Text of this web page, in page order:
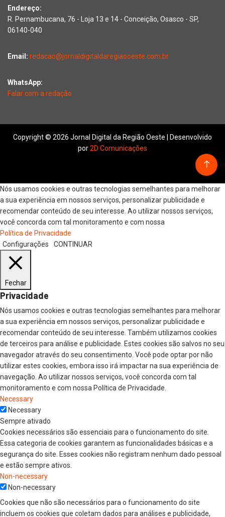
Endereço:
R. Pernambucana, 76 - Loja 13 e 14 - Conceição, Osasco - SP,
06140-040
Email: redacao@jornaldigitaldaregiaooeste.com.br
WhatsApp:
Falar com a redação
Copyright © 2026 Jornal Digital da Região Oeste | Desenvolvido
por2D Comunicações
Nós usamos cookies e outras tecnologias semelhantes para melhorar
a sua experiência em nossos serviços, personalizar publicidade e
recomendar conteúdo de seu interesse. Ao utilizar nossos serviços,
você concorda com tal monitoramento e com nossa
Política de Privacidade
Configurações
CONTINUAR
Fechar
Privacidade
Nós usamos cookies e outras tecnologias semelhantes para melhorar
a sua experiência em nossos serviços, personalizar publicidade e
recomendar conteúdo de seu interesse. Também utilizamos cookies
de terceiros para análise e publicidade. Estes cookies são salvos no seu
navegador através do seu consentimento. Você pode optar por não
utilizar estes cookies, embora isso irá impactar na sua experiência de
navegação. Ao utilizar nossos serviços, você concorda com tal
monitoramento e com nossa Política de Privacidade.
Necessary
Necessary
Sempre ativado
Cookies necessários são essenciais para o funcionamento do site.
Essa categoria de cookies garantem as funcionalidades básicas e a
segurança do site. Esses cookies não registram nenhum dado pessoal
e estão sempre ativos.
Non-necessary
Non-necessary
Cookies que não são necessários para o funcionamento do site
incluem os cookies que coletam dados para análises e publicidade,